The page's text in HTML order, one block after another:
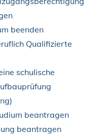
beenden
Qualifizierte
schulische
beantragen
beantragen